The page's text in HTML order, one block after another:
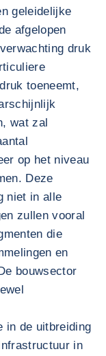
geleidelijke
afgelopen
druk
toeneemt,
wat zal
op het niveau
Deze
niet in alle
zullen vooral
die
en
bouwsector
in de uitbreiding
in